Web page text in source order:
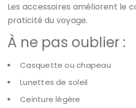
Les accessoires améliorent le
praticité du voyage.
À ne pas oublier :
Casquette ou chapeau
Lunettes de soleil
Ceinture légère